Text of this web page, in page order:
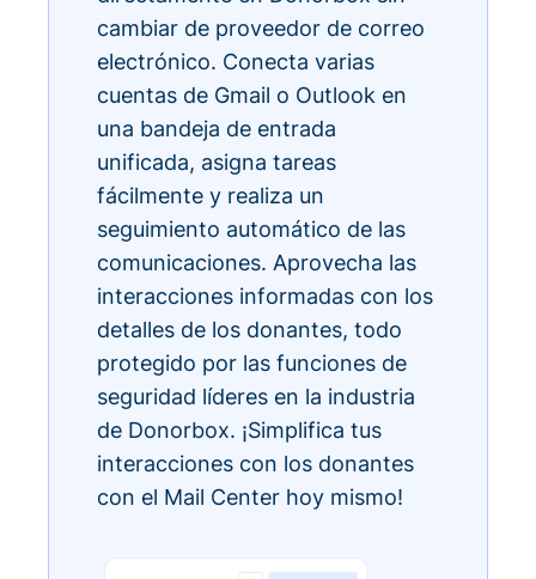
cambiar de proveedor de correo
electrónico. Conecta varias
cuentas de Gmail o Outlook en
una bandeja de entrada
unificada, asigna tareas
fácilmente y realiza un
seguimiento automático de las
comunicaciones. Aprovecha las
interacciones informadas con los
detalles de los donantes, todo
protegido por las funciones de
seguridad líderes en la industria
de Donorbox. ¡Simplifica tus
interacciones con los donantes
con el Mail Center hoy mismo!